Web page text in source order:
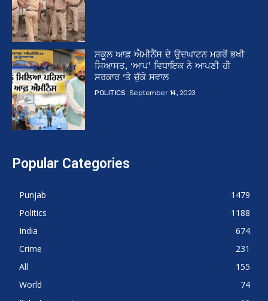
ਸਕੂਲ ਆਫ਼ ਐਮੀਨੈਂਸ ਦੇ ਉਦਘਾਟਨ ਮਗਰੋਂ ਭਖੀ
ਸਿਆਸਤ, ‘ਆਪ’ ਵਿਧਾਇਕ ਨੇ ਆਪਣੀ ਹੀ
ਸਰਕਾਰ ‘ਤੇ ਚੁੱਕੇ ਸਵਾਲ
POLITICS September 14, 2023
Popular Categories
Punjab
1479
Politics
1188
India
674
Crime
231
All
155
World
74